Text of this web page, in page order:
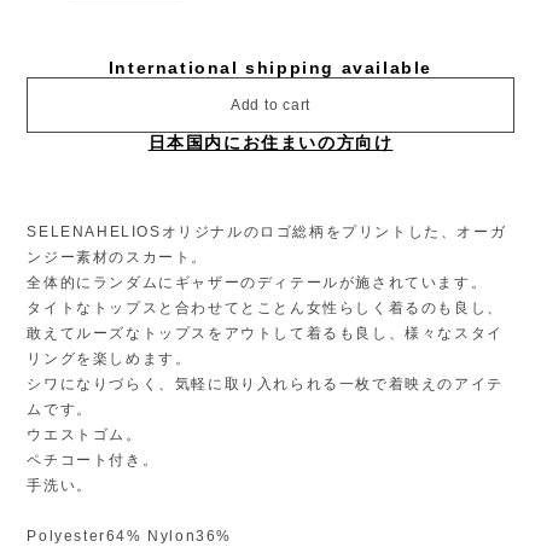
International shipping available
Add to cart
日本国内にお住まいの方向け
SELENAHELIOSオリジナルのロゴ総柄をプリントした、オーガ
ンジー素材のスカート。
全体的にランダムにギャザーのディテールが施されています。
タイトなトップスと合わせてとことん女性らしく着るのも良し、
敢えてルーズなトップスをアウトして着るも良し、様々なスタイ
リングを楽しめます。
シワになりづらく、気軽に取り入れられる一枚で着映えのアイテ
ムです。
ウエストゴム。
ペチコート付き。
手洗い。
Polyester64% Nylon36%